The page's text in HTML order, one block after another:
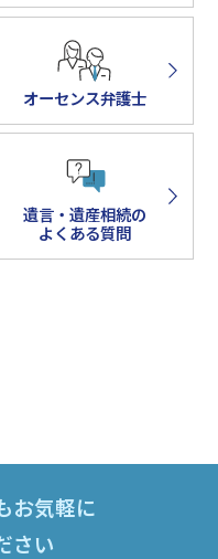
オーセンス弁護士
遺言・遺産相続の
よくある質問
お気軽に
さい